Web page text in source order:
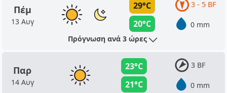
Πέμ
13 Αυγ
29°C
20°C
3 - 5 BF
0 mm
Πρόγνωση ανά 3 ώρες
Παρ
14 Αυγ
23°C
21°C
3 BF
0 mm